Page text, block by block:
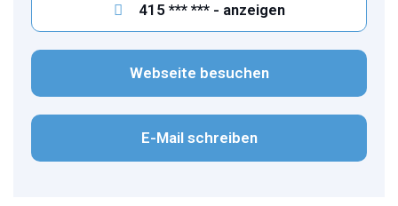
415 *** *** - anzeigen
Webseite besuchen
E-Mail schreiben